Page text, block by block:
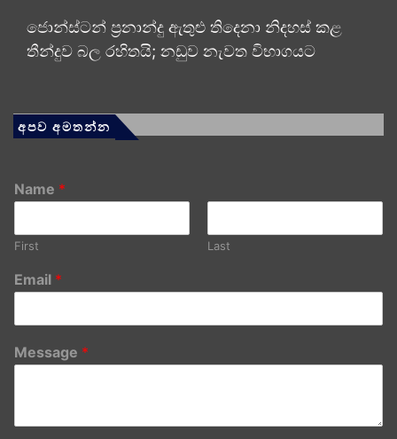
ජොන්ස්ටන් ප්‍රනාන්දු ඇතුළු තිදෙනා නිදහස් කළ
තීන්දුව බල රහිතයි; නඩුව නැවත විභාගයට
අපව අමතන්න
Name *
First Last
Email *
Message *